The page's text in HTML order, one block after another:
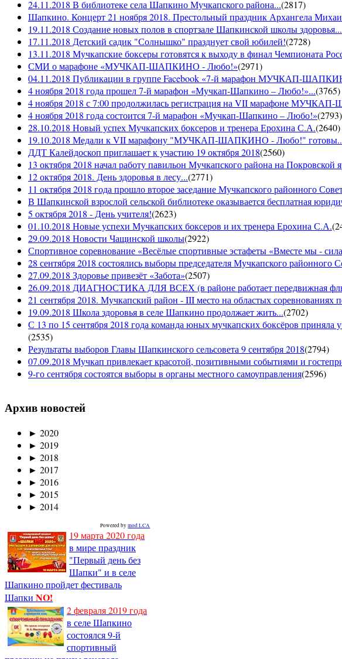
24.11.2018 В библиотеке села Шапкино Мучкапского района...(2817)
Шапкино. Концерт 21 ноября 2018. Престольный праздник Архангела
19.11.2018 Создание новых полов в спортзале Шапкинской школы здоровья...
17.11.2018 Детский садик "Солнышко" празднует свой юбилей!(2728)
13.11.2018 Мучкапские боксеры готовятся к выходу в финал Чемпионата
СМИ о марафоне «МУЧКАП-ШАПКИНО - Любо!»(2971)
04.11.2018 Публикации в группе Facebook «7-й марафон МУЧКАП-
4 ноября 2018 года прошел 7-й марафон «Мучкап-Шапкино – Любо!»...(3765)
4 ноября 2018 с 7:00 продолжилась регистрация на VII марафоне
4 ноября 2018 года состоится 7-й марафон «Мучкап-Шапкино – Любо!»(2793)
28.10.2018 Новый успех Мучкапских боксеров и тренера Ерохина С.А.(2640)
19.10.2018 Медали к VII марафону "МУЧКАП-ШАПКИНО - Любо!"
ДДТ Калейдоскоп приглашает к участию 19 октября 2018(2560)
13 октября 2018 начал работу павильон Мучкапского района на Покровской
12 октября 2018. День здоровья в лесу...(2771)
11 октября 2018 года прошло второе заседание Мучкапского районного
В Шапкинской взрослой сельской библиотеке оказывается бесплатная
5 октября 2018 - День учителя!(2623)
01.10.2018 Новые успехи Мучкапских боксеров и их тренера Ерохина С.А.(
29.09.2018 Новости Чащинской школы(2922)
Спортивное соревнование «Весёлые спортивные эстафеты «Вместе мы -
28 сентября 2018 состоялись выборы председателя Мучкапского районного
27.09.2018 Здоровье привезёт «Забота»(2507)
26.09.2018 ДИАГНОСТИКА ДЛЯ ВСЕХ (в районе работает передвижная
21 сентября 2018. Мучкапский район - III место на областых соревнованиях
19.09.2018 Школа здоровья в селе Шапкино продолжает жить...(2702)
С 13 по 15 сентября 2018 года команда юных мучкапских боксёров приняла
(2535)
Результаты выборов Главы Шапкинского сельсовета 9 сентября 2018(2794)
07.09.2018 Мучкап привлекает красотой, позитивными событиями и
9-го сентября состоятся выборы в органы местного самоуправления(2596)
Архив новостей
► 2020
► 2019
► 2018
► 2017
► 2016
► 2015
► 2014
Powered bymod LCA
19 марта 2020 года
в мире праздник
"Первый день без
Шапки" и в селе
Шапкино пройдет фестиваль
Шапки NO!
2 февраля 2019 года
в селе Шапкино
состоялся 9-й
спортивный